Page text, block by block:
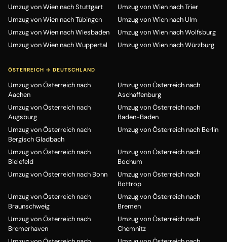
Umzug von Wien nach Stuttgart
Umzug von Wien nach Trier
Umzug von Wien nach Tübingen
Umzug von Wien nach Ulm
Umzug von Wien nach Wiesbaden
Umzug von Wien nach Wolfsburg
Umzug von Wien nach Wuppertal
Umzug von Wien nach Würzburg
ÖSTERREICH → DEUTSCHLAND
Umzug von Österreich nach
Aachen
Umzug von Österreich nach
Aschaffenburg
Umzug von Österreich nach
Augsburg
Umzug von Österreich nach
Baden-Baden
Umzug von Österreich nach
Bergisch Gladbach
Umzug von Österreich nach Berlin
Umzug von Österreich nach
Bielefeld
Umzug von Österreich nach
Bochum
Umzug von Österreich nach Bonn
Umzug von Österreich nach
Bottrop
Umzug von Österreich nach
Braunschweig
Umzug von Österreich nach
Bremen
Umzug von Österreich nach
Bremerhaven
Umzug von Österreich nach
Chemnitz